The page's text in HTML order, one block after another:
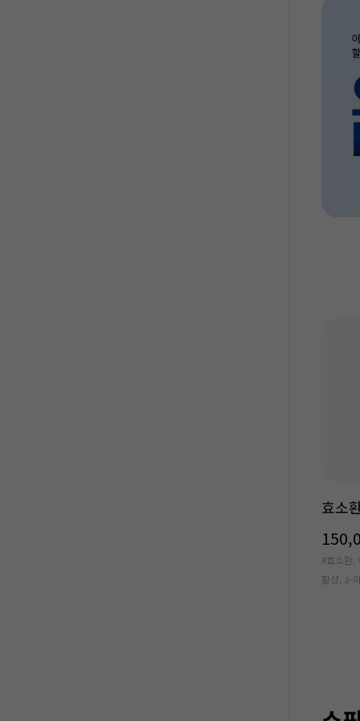
효소
#효소환,
활성, a-